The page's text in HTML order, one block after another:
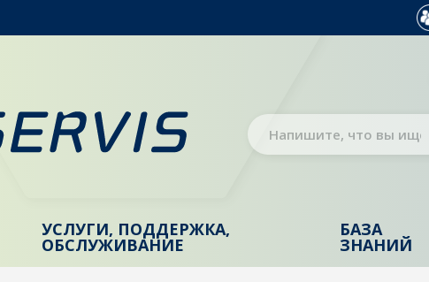
УСЛУГИ, ПОДДЕРЖКА,
ОБСЛУЖИВАНИЕ
БАЗА
ЗНАНИЙ